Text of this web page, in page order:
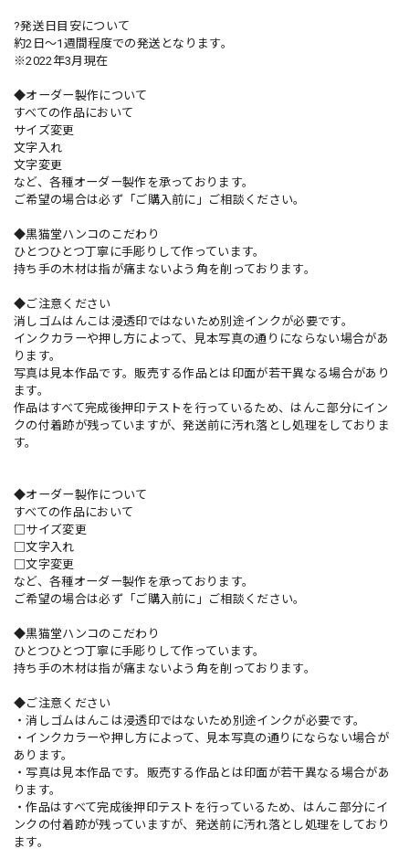
?発送日目安について
約2日〜1週間程度での発送となります。
※2022年3月現在
◆オーダー製作について
すべての作品において
サイズ変更
文字入れ
文字変更
など、各種オーダー製作を承っております。
ご希望の場合は必ず「ご購入前に」ご相談ください。
◆黒猫堂ハンコのこだわり
ひとつひとつ丁寧に手彫りして作っています。
持ち手の木材は指が痛まないよう角を削っております。
◆ご注意ください
消しゴムはんこは浸透印ではないため別途インクが必要です。
インクカラーや押し方によって、見本写真の通りにならない場合があ
ります。
写真は見本作品です。販売する作品とは印面が若干異なる場合があり
ます。
作品はすべて完成後押印テストを行っているため、はんこ部分にイン
クの付着跡が残っていますが、発送前に汚れ落とし処理をしておりま
す。
◆オーダー製作について
すべての作品において
□サイズ変更
□文字入れ
□文字変更
など、各種オーダー製作を承っております。
ご希望の場合は必ず「ご購入前に」ご相談ください。
◆黒猫堂ハンコのこだわり
ひとつひとつ丁寧に手彫りして作っています。
持ち手の木材は指が痛まないよう角を削っております。
◆ご注意ください
・消しゴムはんこは浸透印ではないため別途インクが必要です。
・インクカラーや押し方によって、見本写真の通りにならない場合が
あります。
・写真は見本作品です。販売する作品とは印面が若干異なる場合があ
ります。
・作品はすべて完成後押印テストを行っているため、はんこ部分にイ
ンクの付着跡が残っていますが、発送前に汚れ落とし処理をしており
ます。